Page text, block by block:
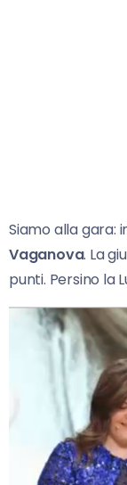
Siamo alla gara:
Vaganova. La
punti. Persino la